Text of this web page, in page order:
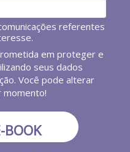
referentes
em proteger e
seus dados
Você pode alterar
momento!
BOOK